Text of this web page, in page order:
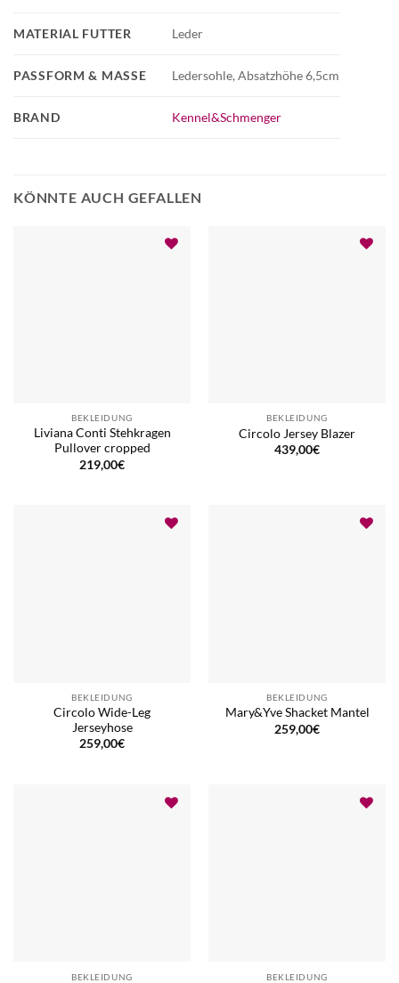
BRAND Kennel&Schmenger
MATERIAL FUTTER Leder
PASSFORM & MASSE Ledersohle, Absatzhöhe 6,5cm
KÖNNTE AUCH GEFALLEN
BEKLEIDUNG
Liviana Conti Stehkragen
Pullover cropped
219,00€
BEKLEIDUNG
Circolo Jersey Blazer
439,00€
BEKLEIDUNG
Circolo Wide-Leg
Jerseyhose
259,00€
BEKLEIDUNG
Mary&Yve Shacket Mantel
259,00€
BEKLEIDUNG BEKLEIDUNG